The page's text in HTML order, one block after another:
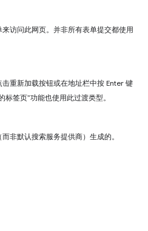
访问此网页。并非所有表单提交都使用
重新加载按钮或在地址栏中按 Enter 键
签页”功能也使用此过渡类型。
非默认搜索服务提供商）生成的。